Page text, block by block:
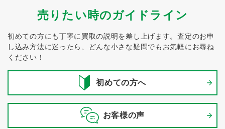
売りたい時のガイドライン
初めての方にも丁寧に買取の説明を差し上げます。査定のお申
し込み方法に迷ったら、どんな小さな疑問でもお気軽にお尋ね
ください！
初めての方へ
お客様の声